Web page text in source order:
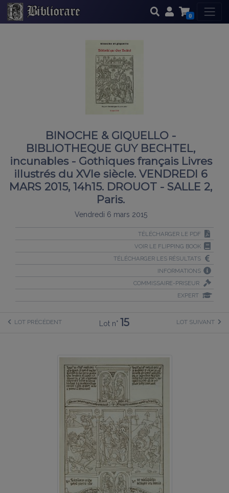
0
BINOCHE & GIQUELLO -
BIBLIOTHEQUE GUY BECHTEL,
incunables - Gothiques français Livres
illustrés du XVIe siècle. VENDREDI 6
MARS 2015, 14h15. DROUOT - SALLE 2,
Paris.
Vendredi 6 mars 2015
TÉLÉCHARGER LE PDF
VOIR LE FLIPPING BOOK
TÉLÉCHARGER LES RÉSULTATS
INFORMATIONS
COMMISSAIRE-PRISEUR
EXPERT
LOT PRÉCÉDENT Lot n° 15 LOT SUIVANT